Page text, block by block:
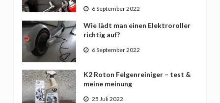
6 September 2022
Wie lädt man einen Elektroroller
richtig auf?
6 September 2022
K2 Roton Felgenreiniger – test &
meine meinung
25 Juli 2022